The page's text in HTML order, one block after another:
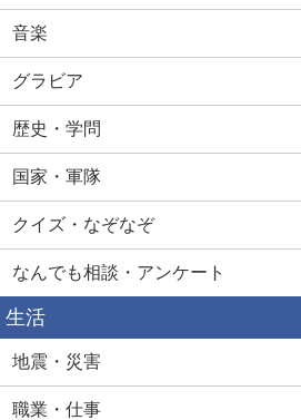
音楽
グラビア
歴史・学問
国家・軍隊
クイズ・なぞなぞ
なんでも相談・アンケート
生活
地震・災害
職業・仕事